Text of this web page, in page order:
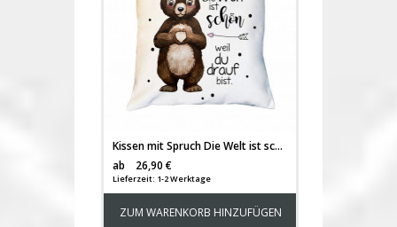
Kissen mit Spruch Die Welt ist schön weil du drauf bist & Bär Bärchen Herz inkl Füllung Dekokissen Zierkissen Spruchkissen Motto Zitat bedruckt ks313
ab
26,90 €
Lieferzeit: 1-2 Werktage
ZUM WARENKORB HINZUFÜGEN